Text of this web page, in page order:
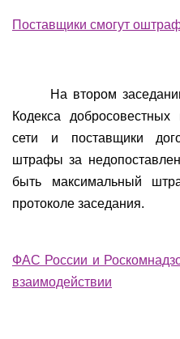
Поставщики смогут
На втором
Кодекса
сети и поставщики
штрафы за
быть максимальный
протоколе заседания.
ФАС России и
взаимодействии